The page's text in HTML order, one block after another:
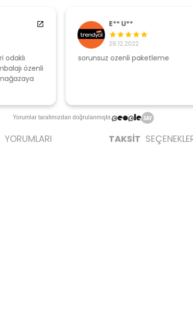
sorunsuz ozenli paketleme
Yorumlar tarafımızdan doğrulanmıştır.
YORUMLARI TAKSİT